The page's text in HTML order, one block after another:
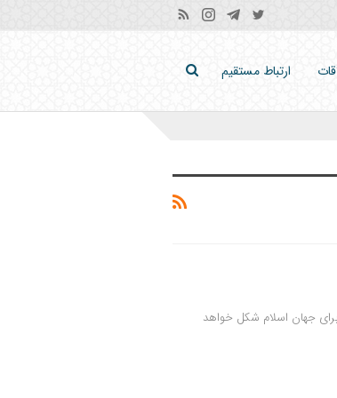
ارتباط مستقیم
جهان اسلام شکل خواهد